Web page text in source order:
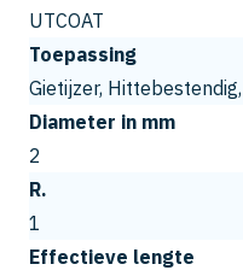
UTCOAT
Toepassing
Gietijzer,
Diameter in mm
2
R.
1
Effectieve lengte